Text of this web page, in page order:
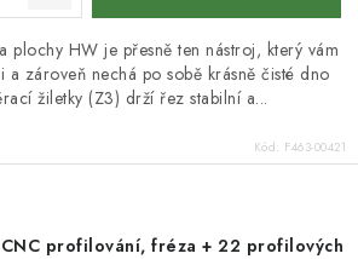
plochy HW je přesně ten nástroj, který vám
zároveň nechá po sobě krásně čisté dno
žiletky (Z3) drží řez stabilní a...
Kód: F463-00421
CNC profilování, fréza + 22 profilových